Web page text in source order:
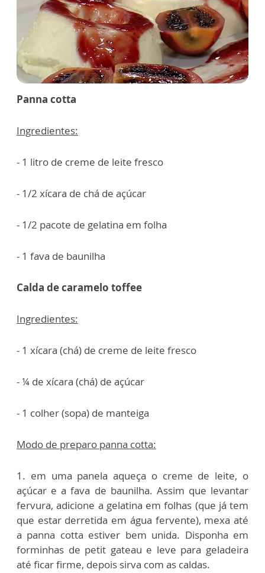
Panna cotta
Ingredientes:
- 1 litro de creme de leite fresco
- 1/2 xícara de chá de açúcar
- 1/2 pacote de gelatina em folha
- 1 fava de baunilha
Calda de caramelo toffee
Ingredientes:
- 1 xícara (chá) de creme de leite fresco
- ¼ de xícara (chá) de açúcar
- 1 colher (sopa) de manteiga
Modo de preparo panna cotta:
1. em uma panela aqueça o creme de leite, o
açúcar e a fava de baunilha. Assim que levantar
fervura, adicione a gelatina em folhas (que já tem
que estar derretida em água fervente), mexa até
a panna cotta estiver bem unida. Disponha em
forminhas de petit gateau e leve para geladeira
até ficar firme, depois sirva com as caldas.